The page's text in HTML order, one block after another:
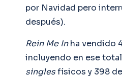
por Navidad pero
después).
Rein Me Inha vendido
incluyendo en ese
singlesfísicos y 398